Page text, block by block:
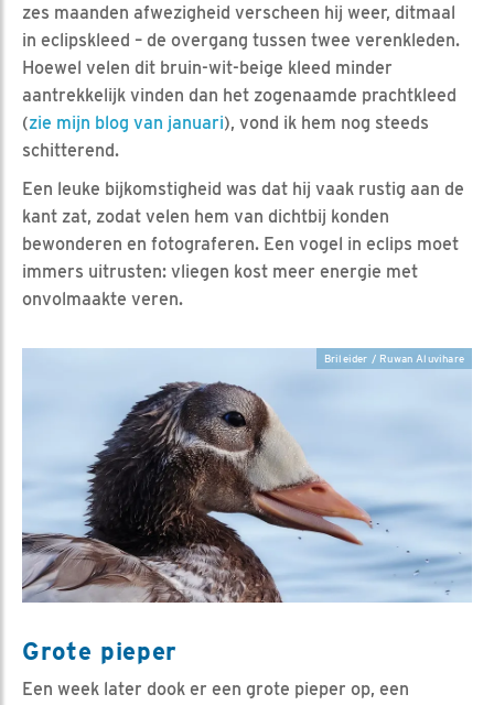
zes maanden afwezigheid verscheen hij weer, ditmaal
in eclipskleed – de overgang tussen twee verenkleden.
Hoewel velen dit bruin-wit-beige kleed minder
aantrekkelijk vinden dan het zogenaamde prachtkleed
(zie mijn blog van januari), vond ik hem nog steeds
schitterend.
Een leuke bijkomstigheid was dat hij vaak rustig aan de
kant zat, zodat velen hem van dichtbij konden
bewonderen en fotograferen. Een vogel in eclips moet
immers uitrusten: vliegen kost meer energie met
onvolmaakte veren.
Brileider / Ruwan Aluvihare
Grote pieper
Een week later dook er een grote pieper op, een